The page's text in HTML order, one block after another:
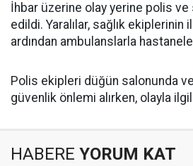
İhbar üzerine olay yerine polis ve
edildi. Yaralılar, sağlık ekiplerinin
ardından ambulanslarla
Polis ekipleri düğün salonunda
güvenlik önlemi alırken, olayla
HABERE YORUM KAT